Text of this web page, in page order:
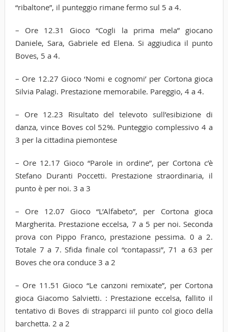
“ribaltone”, il punteggio rimane fermo sul 5 a 4.
– Ore 12.31 Gioco “Cogli la prima mela” giocano
Daniele, Sara, Gabriele ed Elena. Si aggiudica il punto
Boves, 5 a 4.
– Ore 12.27 Gioco ‘Nomi e cognomi’ per Cortona gioca
Silvia Palagi. Prestazione memorabile. Pareggio, 4 a 4.
– Ore 12.23 Risultato del televoto sull’esibizione di
danza, vince Boves col 52%. Punteggio complessivo 4 a
3 per la cittadina piemontese
– Ore 12.17 Gioco “Parole in ordine”, per Cortona c’è
Stefano Duranti Poccetti. Prestazione straordinaria, il
punto è per noi. 3 a 3
– Ore 12.07 Gioco “L’Alfabeto”, per Cortona gioca
Margherita. Prestazione eccelsa, 7 a 5 per noi. Seconda
prova con Pippo Franco, prestazione pessima. 0 a 2.
Totale 7 a 7. Sfida finale col “contapassi”, 71 a 63 per
Boves che ora conduce 3 a 2
– Ore 11.51 Gioco “Le canzoni remixate”, per Cortona
gioca Giacomo Salvietti. : Prestazione eccelsa, fallito il
tentativo di Boves di strapparci iil punto col gioco della
barchetta. 2 a 2